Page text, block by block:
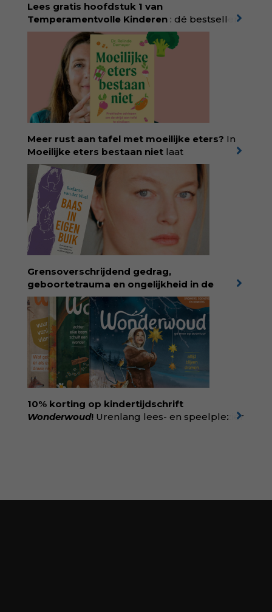
Lees gratis hoofdstuk 1 van
Temperamentvolle Kinderen : dé bestseller
van pedagoog Eva Bronsveld. In het boek
Temperamentvolle kinderen vind je 25 jaar
aan kennis en ervaring. Met ruim 50.000
verkochte exemplaren met recht een
bestseller, waarmee Eva veel gezinnen heeft
kunnen helpen. Ze schrijft met een
liefdevolle kijk op kinderen en veel begrip
voor ouders. Download het hoofdstuk gratis
via:
evabronsveld.plugandpay.nl/r?
id=ZcYxEBJH
Meer rust aan tafel met moeilijke eters? In
Moeilijke eters bestaan niet laat
kinderdiëtist en lactatiekundigeRolinde
Demeyer
zien wat er schuilgaat achter
eetgedrag dat ouders zorgen baart. Met
aandacht voor ontwikkeling,
neurodivergentie en medische oorzaken
helpt ze hardnekkige misverstanden los te
laten en maakt ze van eten weer een
moment van verbinding. Bestel via je lokale
boekhandel! Lees meer over Rolinde via
kiind.nl/rolinde
Grensoverschrijdend gedrag,
geboortetrauma en ongelijkheid in de
geboortezorg:in Baas in eigen buik verbindt
filosoof en vroedvrouw Rodante van der Waal
persoonlijke ervaringen aan structureel
onrecht en introduceert ze reproductieve
rechtvaardigheid als een collectieve, radicale
praktijk van zorg. Voor iedereen die wil
begrijpen wat er speelt rond vruchtbaarheid
en geboorte. Koop het boek via
singeluitgeverijen.nl/nijgh-van-
ditmar/boek/baas-in-eigen-buik
10% korting op kindertijdschrift
Wonderwoud! Urenlang lees- en speelplezier